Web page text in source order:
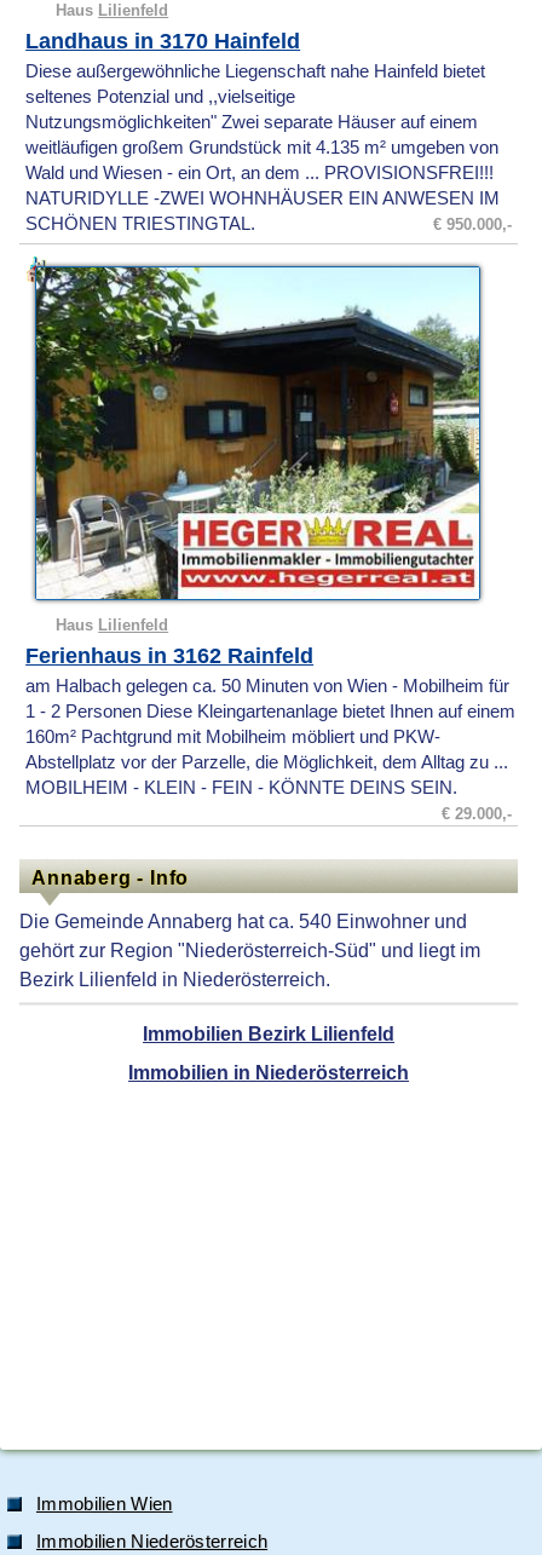
Haus Lilienfeld
Landhaus in 3170 Hainfeld
Diese außergewöhnliche Liegenschaft nahe Hainfeld bietet
seltenes Potenzial und ,,vielseitige
Nutzungsmöglichkeiten" Zwei separate Häuser auf einem
weitläufigen großem Grundstück mit 4.135 m² umgeben von
Wald und Wiesen - ein Ort, an dem ... PROVISIONSFREI!!!
NATURIDYLLE -ZWEI WOHNHÄUSER EIN ANWESEN IM
SCHÖNEN TRIESTINGTAL.
€ 950.000,-
Haus Lilienfeld
Ferienhaus in 3162 Rainfeld
am Halbach gelegen ca. 50 Minuten von Wien - Mobilheim für
1 - 2 Personen Diese Kleingartenanlage bietet Ihnen auf einem
160m² Pachtgrund mit Mobilheim möbliert und PKW-
Abstellplatz vor der Parzelle, die Möglichkeit, dem Alltag zu ...
MOBILHEIM - KLEIN - FEIN - KÖNNTE DEINS SEIN.
€ 29.000,-
Annaberg - Info
Die Gemeinde Annaberg hat ca. 540 Einwohner und
gehört zur Region "Niederösterreich-Süd" und liegt im
Bezirk Lilienfeld in Niederösterreich.
Immobilien Bezirk Lilienfeld
Immobilien in Niederösterreich
Immobilien Wien
Immobilien Niederösterreich